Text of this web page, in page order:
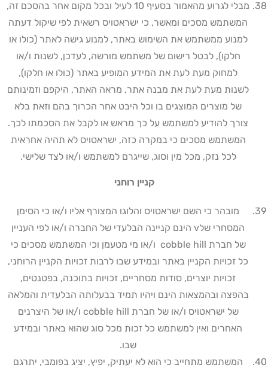
מבלי לגרוע מהאמור בסעיף 10 לעיל ובכל מקום אחר בהסכם זה,
המשתמש מסכים ומאשר, כי ישראטויס רשאית לפי שיקול דעתה
למנוע ממשתמש את השימוש באתר, למנוע גישה לאתר (כולו או
חלקו), לבטל רישום של משתמש מורשה, לעדכן, לשנות ו/או
למחוק מעת לעת את המידע המופיע באתר (כולו או חלקו),
לשנות מעת לעת את מבנה אתר, מראה האתר, היקפם וזמינותם
של מוצרים המוצגים בו וכל היבט אחר הכרוך בהם וזאת בלא
צורך להודיע למשתמש על כך מראש או לקבל את הסכמתו לכך.
המשתמש מסכים כי במקרה כזה, ישראטויס לא תהיה אחראית
לכל נזק, מכל מין וסוג, שייגרם למשתמש ו/או לצד שלישי.
קניין רוחני
מובהר כי השם ישראטויס והלוגו המצורף אליו ו/או כי הסימן
המסחרי שלv הינם קניינה הבלעדי של החברה ו/או לפי העניין
של חברת cobble hill ו/או מי מטעמן וכי המשתמש מסכים כי
כל זכויות הקניין באתר ובמידע שבו לרבות זכויות הקניין הרוחני,
זכויות יוצרים, סודות מסחריים, זכויות בתוכנה, בפטנטים,
בהפצה ובהמצאות הינם ויהיו תמיד בבעלותה הבלעדית והמלאה
של ישראטויס ו/או של חברת cobble hill ו/או של היצרנים
האחרים ואין למשתמש כל זכות מכל סוג שהוא באתר ובמידע
שבו.
המשתמש מתחייב כי הוא לא יעתיק, יפיץ, יציג בפומבי, יתרגם